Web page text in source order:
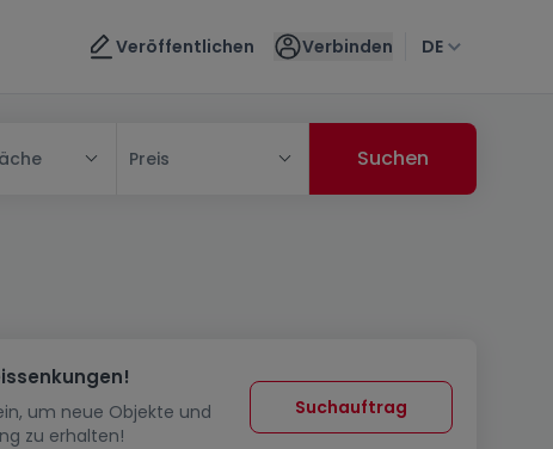
Veröffentlichen Verbinden DE
Preis
um neue Objekte und
zu erhalten!
Suchauftrag